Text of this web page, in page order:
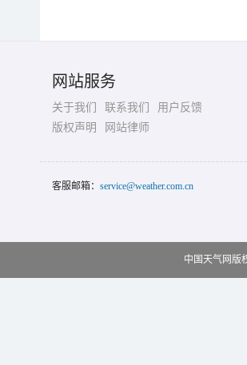
网站服务
关于我们 联系我们
用户反馈
版权声明
网站律师
客服邮箱： service@weather.com.cn
中国天气网